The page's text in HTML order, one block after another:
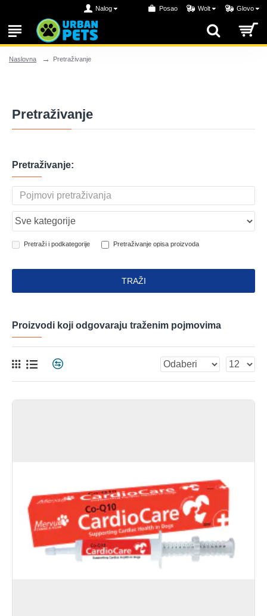
Nalog Posao Wolt Glovo
Naslovna Pretraživanje
Pretraživanje
Pretraživanje:
Pretraži i podkategorije Pretraživanje opisa proizvoda
TRAŽI
Proizvodi koji odgovaraju traženim pojmovima